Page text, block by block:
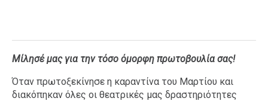
Mίλησέ μας για την τόσο όμορφη πρωτοβουλία σας!
Όταν πρωτοξεκίνησε η καραντίνα του Μαρτίου και
διακόπηκαν όλες οι θεατρικές μας δραστηριότητες